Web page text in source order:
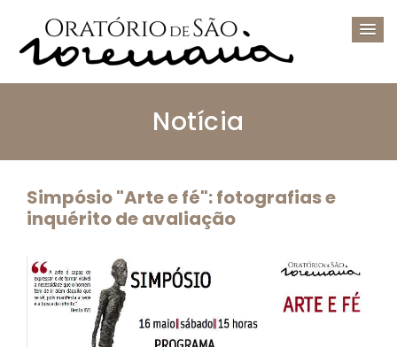
Notícia
Simpósio "Arte e fé": fotografias e
inquérito de avaliação